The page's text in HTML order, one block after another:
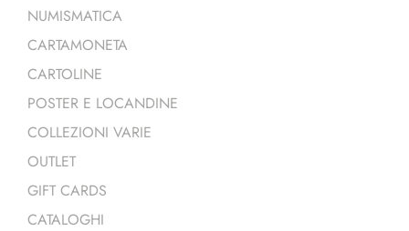
NUMISMATICA
CARTAMONETA
CARTOLINE
POSTER E LOCANDINE
COLLEZIONI VARIE
OUTLET
GIFT CARDS
CATALOGHI